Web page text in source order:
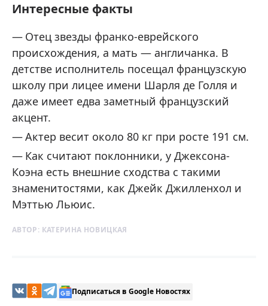
Интересные факты
Отец звезды франко-еврейского
происхождения, а мать — англичанка. В
детстве исполнитель посещал французскую
школу при лицее имени Шарля де Голля и
даже имеет едва заметный французский
акцент.
Актер весит около 80 кг при росте 191 см.
Как считают поклонники, у Джексона-
Коэна есть внешние сходства с такими
знаменитостями, как Джейк Джилленхол и
Мэттью Льюис.
АВТОР: КАТЕРИНА НОВИЦКАЯ
Подписаться в Google Новостях